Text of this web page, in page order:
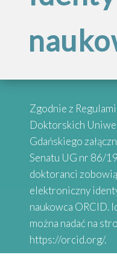
szkół
Przypominamy, że
Szkół Doktorskich
administracyjną
wybrane osoby przy
Wydziałach
Zgodnie z
Doktorskich
Gdańskiego
Senatu UG nr 86/
doktoranci
elektroniczny
naukowca ORCID.
można nadać na
https://orcid.org/.
Szkół
zapoznania się z
które uzyskały
Absolwenci
SEA-EU DOC